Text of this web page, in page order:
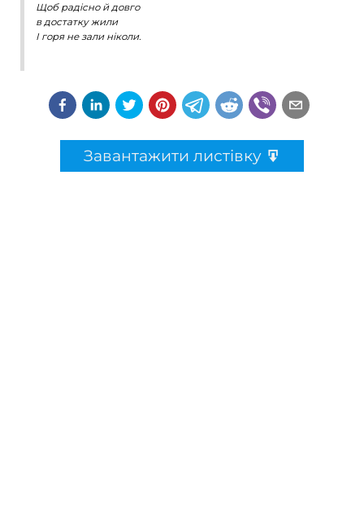
Щоб радісно й довго
в достатку жили
І горя не зали ніколи.
Завантажити листівку